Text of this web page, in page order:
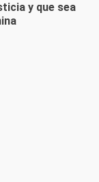
y que sea